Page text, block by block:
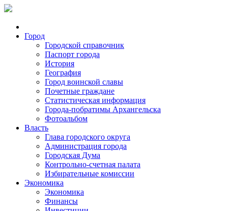
Город
Городской справочник
Паспорт города
История
География
Город воинской славы
Почетные граждане
Статистическая информация
Города-побратимы Архангельска
Фотоальбом
Власть
Глава городского округа
Администрация города
Городская Дума
Контрольно-счетная палата
Избирательные комиссии
Экономика
Экономика
Финансы